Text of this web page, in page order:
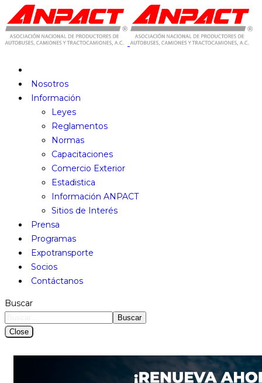
Nosotros
Información
Leyes
Reglamentos
Normas
Capacitaciones
Comercio Exterior
Estadistica
Información ANPACT
Sitios de Interés
Prensa
Programas
Expotransporte
Socios
Contáctanos
Buscar
Buscar
Close